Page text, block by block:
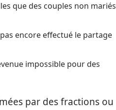
que des couples non mariés
encore effectué le partage
impossible pour des
par des fractions ou